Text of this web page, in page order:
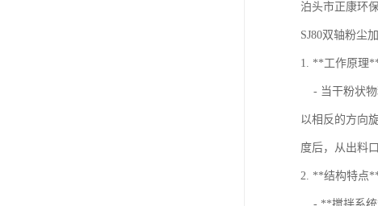
泊头市正康环
SJ80双轴粉尘
1. **工作原理**
- 当干粉状物
以相反的方向
度后，从出料
2. **结构特点**